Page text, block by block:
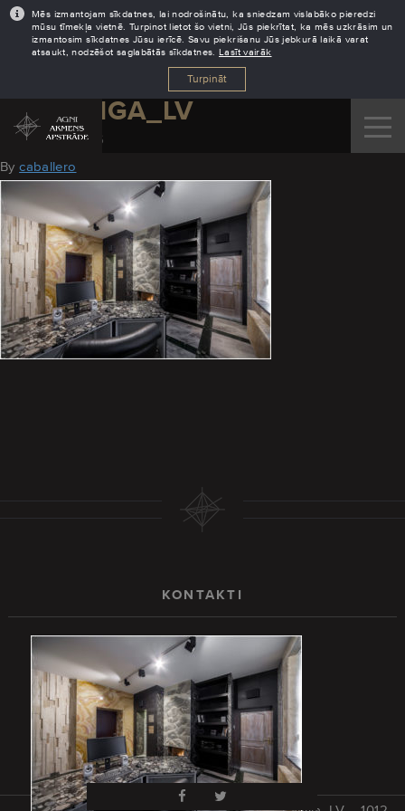
Mēs izmantojam sīkdatnes, lai nodrošinātu, ka sniedzam vislabāko pieredzi
mūsu tīmekļa vietnē. Turpinot lietot šo vietni, Jūs piekrītat, ka mēs uzkrāsim un
izmantosim sīkdatnes Jūsu ierīcē. Savu piekrišanu Jūs jebkurā laikā varat
atsaukt, nodzēšot saglabātās sīkdatnes. Lasīt vairāk
Turpināt
AGNI_RIGA_LV
October 31, 2016
Bycaballero
KONTAKTI